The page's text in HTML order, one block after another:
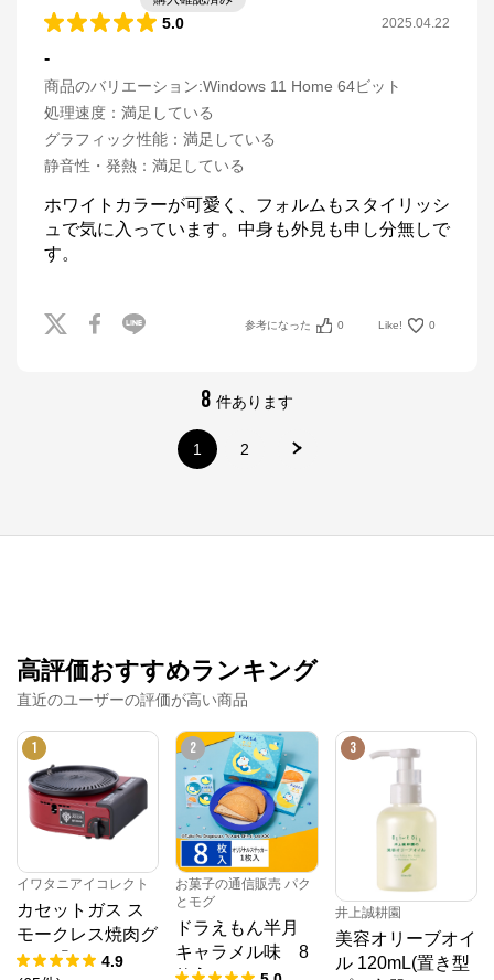
5.0 2025.04.22
-
商品のバリエーション:Windows 11 Home 64ビット
処理速度 ： 満足している
グラフィック性能 ： 満足している
静音性・発熱 ： 満足している
ホワイトカラーが可愛く、フォルムもスタイリッシ
ュで気に入っています。中身も外見も申し分無しで
す。
参考になった 0 Like! 0
8 件あります
1 2
高評価おすすめランキング
直近のユーザーの評価が高い商品
1
イワタニアイコレクト
カセットガス ス
モークレス焼肉グ
リル「やきまる」
4.9
2
お菓子の通信販売 パク
とモグ
ドラえもん半月
キャラメル味 8
3
井上誠耕園
美容オリーブオイ
ル 120mL(置き型
マウスコンピューター[公式]